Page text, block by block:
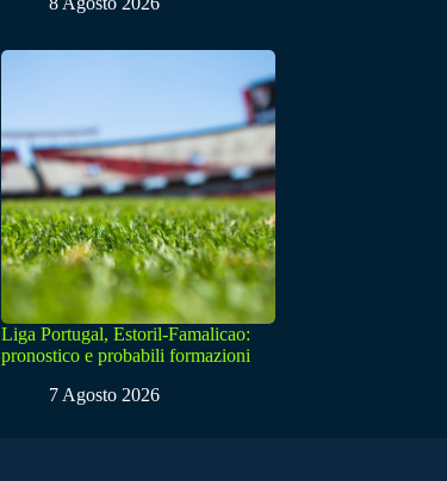
Liga Portugal, Estoril-Famalicao:
pronostico e probabili formazioni
7 Agosto 2026